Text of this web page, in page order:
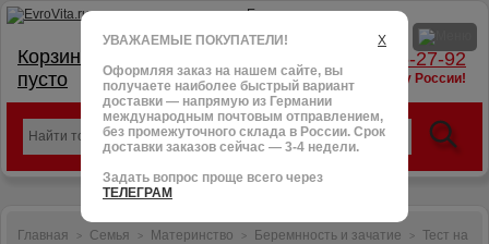
тел.: +7 (966) 095-27-92
доставим в любую точку России!
Корзина:
пусто
X
УВАЖАЕМЫЕ ПОКУПАТЕЛИ!
Оформляя заказ на нашем сайте, вы
получаете наиболее быстрый вариант
доставки — напрямую из Германии
международным почтовым отправлением,
без промежуточного склада в России. Срок
доставки заказов сейчас — 3-4 недели.
Задать вопрос проще всего через
ТЕЛЕГРАМ
Главная > Семья > Материнство > Беремнность и зачатие >
Тест на